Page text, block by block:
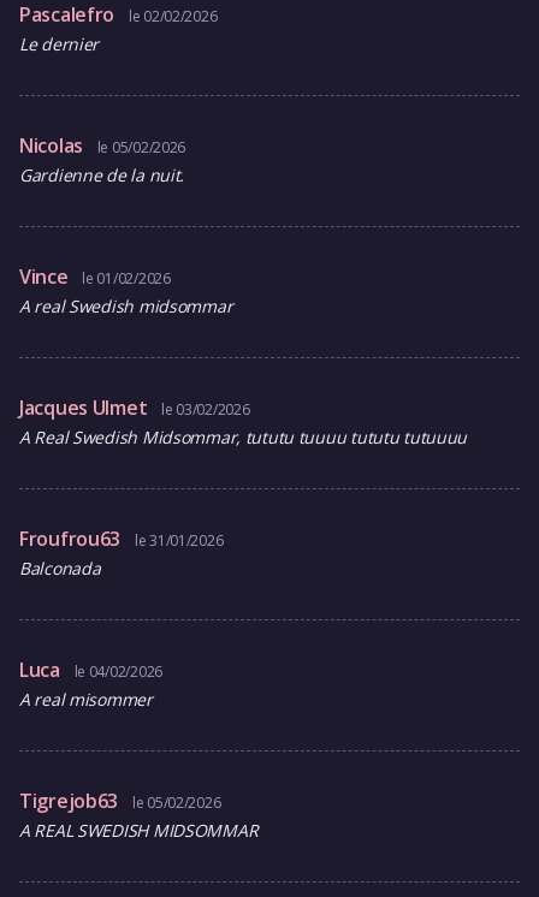
Pascalefro le 02/02/2026
Le dernier
Nicolas le 05/02/2026
Gardienne de la nuit.
Vince le 01/02/2026
A real Swedish midsommar
Jacques Ulmet le 03/02/2026
A Real Swedish Midsommar, tututu tuuuu tututu tutuuuu
Froufrou63 le 31/01/2026
Balconada
Luca le 04/02/2026
A real misommer
Tigrejob63 le 05/02/2026
A REAL SWEDISH MIDSOMMAR